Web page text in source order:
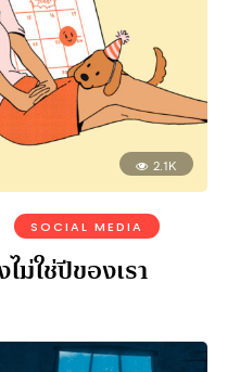
2.1K
SOCIAL MEDIA
ม่ใช่ปีของเรา